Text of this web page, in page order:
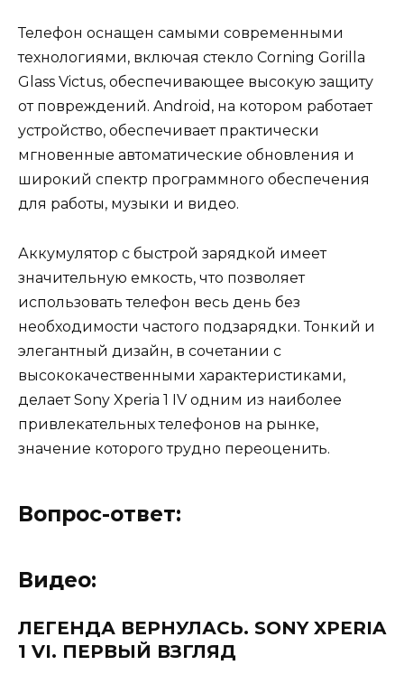
Телефон оснащен самыми современными
технологиями, включая стекло Corning Gorilla
Glass Victus, обеспечивающее высокую защиту
от повреждений. Android, на котором работает
устройство, обеспечивает практически
мгновенные автоматические обновления и
широкий спектр программного обеспечения
для работы, музыки и видео.
Аккумулятор с быстрой зарядкой имеет
значительную емкость, что позволяет
использовать телефон весь день без
необходимости частого подзарядки. Тонкий и
элегантный дизайн, в сочетании с
высококачественными характеристиками,
делает Sony Xperia 1 IV одним из наиболее
привлекательных телефонов на рынке,
значение которого трудно переоценить.
Вопрос-ответ:
Видео:
ЛЕГЕНДА ВЕРНУЛАСЬ. SONY XPERIA
1 VI. ПЕРВЫЙ ВЗГЛЯД